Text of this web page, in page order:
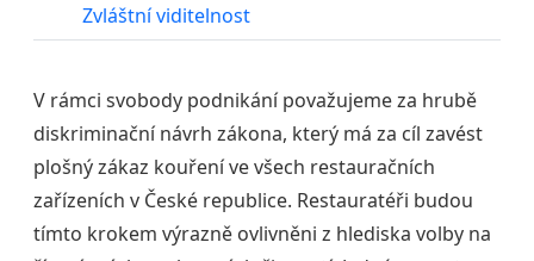
Zvláštní viditelnost
V rámci svobody podnikání považujeme za hrubě
diskriminační návrh zákona, který má za cíl zavést
plošný zákaz kouření ve všech restauračních
zařízeních v České republice. Restauratéři budou
tímto krokem výrazně ovlivněni z hlediska volby na